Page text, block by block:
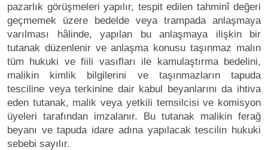
pazarlık görüşmeleri yapılır, tespit edilen tahminî değeri
geçmemek üzere bedelde veya trampada anlaşmaya
varılması hâlinde, yapılan bu anlaşmaya ilişkin bir
tutanak düzenlenir ve anlaşma konusu taşınmaz malın
tüm hukuki ve fiili vasıfları ile kamulaştırma bedelini,
malikin kimlik bilgilerini ve taşınmazların tapuda
tesciline veya terkinine dair kabul beyanlarını da ihtiva
eden tutanak, malik veya yetkili temsilcisi ve komisyon
üyeleri tarafından imzalanır. Bu tutanak malikin ferağ
beyanı ve tapuda idare adına yapılacak tescilin hukuki
sebebi sayılır.